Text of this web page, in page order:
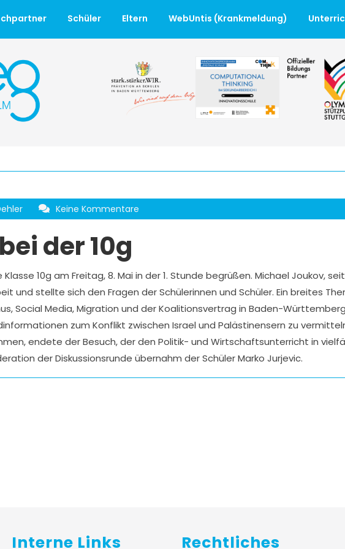
Schüler Eltern WebUntis (Krankmeldung)
Keine Kommentare
der 10g
10g am Freitag, 8. Mai in der 1. Stunde begrüßen. Michael Joukov,
und stellte sich den Fragen der Schülerinnen und Schüler. Ein breites
Social Media, Migration und der Koalitionsvertrag in Baden-
zum Konflikt zwischen Israel und Palästinensern zu
endete der Besuch, der den Politik- und Wirtschaftsunterricht in
der Diskussionsrunde übernahm der Schüler Marko Jurjevic.
Interne Links Rechtliches